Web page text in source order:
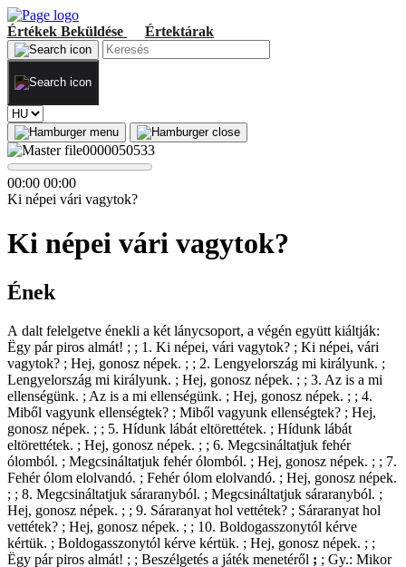
Értékek Beküldése Értektárak
00:00 00:00
Ki népei vári vagytok?
Ki népei vári vagytok?
Ének
A dalt felelgetve énekli a két lánycsoport, a végén együtt kiáltják:
Ëgy pár piros almát! ; ; 1. Ki népei, vári vagytok? ; Ki népei, vári
vagytok? ; Hej, gonosz népek. ; ; 2. Lengyelország mi királyunk. ;
Lengyelország mi királyunk. ; Hej, gonosz népek. ; ; 3. Az is a mi
ellenségünk. ; Az is a mi ellenségünk. ; Hej, gonosz népek. ; ; 4.
Miből vagyunk ellenségtek? ; Miből vagyunk ellenségtek? ; Hej,
gonosz népek. ; ; 5. Hídunk lábát eltörettétek. ; Hídunk lábát
eltörettétek. ; Hej, gonosz népek. ; ; 6. Megcsináltatjuk fehér
ólomból. ; Megcsináltatjuk fehér ólomból. ; Hej, gonosz népek. ; ; 7.
Fehér ólom elolvandó. ; Fehér ólom elolvandó. ; Hej, gonosz népek.
; ; 8. Megcsináltatjuk sáraranyból. ; Megcsináltatjuk sáraranyból. ;
Hej, gonosz népek. ; ; 9. Sáraranyat hol vettétek? ; Sáraranyat hol
vettétek? ; Hej, gonosz népek. ; ; 10. Boldogasszonytól kérve
kértük. ; Boldogasszonytól kérve kértük. ; Hej, gonosz népek. ; ;
Ëgy pár piros almát! ; ; Beszélgetés a játék menetéről ; ; Gy.: Mikor